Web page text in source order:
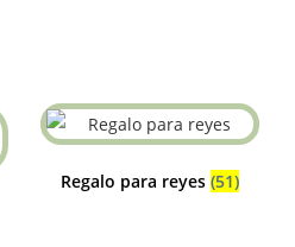
Regalo para reyes (51)